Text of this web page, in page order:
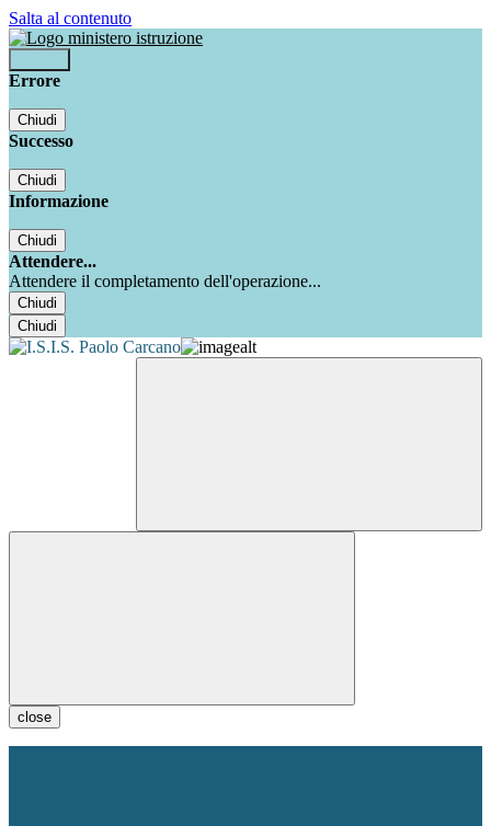
Salta al contenuto
Errore
Chiudi
Successo
Chiudi
Informazione
Chiudi
Attendere...
Attendere il completamento dell'operazione...
Chiudi
Chiudi
close